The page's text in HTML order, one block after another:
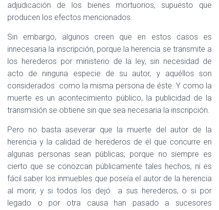
adjudicación de los bienes mortuorios, supuesto que
producen los efectos mencionados.
Sin embargo, algunos creen que en estos casos es
innecesaria la inscripción, porque la herencia se transmite a
los herederos por ministerio de la ley, sin necesidad de
acto de ninguna especie de su autor, y aquéllos son
considerados como la misma persona de éste. Y como la
muerte es un acontecimiento público, la publicidad de la
transmisión se obtiene sin que sea necesaria la inscripción.
Pero no basta aseverar que la muerte del autor de la
herencia y la calidad de herederos de él que concurre en
algunas personas sean públicas; porque no siempre es
cierto que se conozcan públicamente tales hechos, ni es
fácil saber los inmuebles que poseía el autor de la herencia
al morir, y si todos los dejó
a sus herederos, o si por
legado o por otra causa han pasado a sucesores